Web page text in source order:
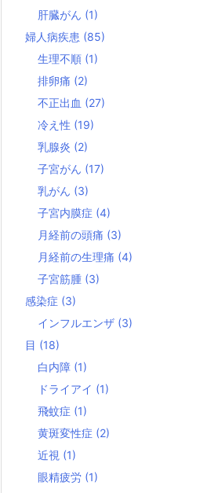
肝臓がん (1)
婦人病疾患 (85)
生理不順 (1)
排卵痛 (2)
不正出血 (27)
冷え性 (19)
乳腺炎 (2)
子宮がん (17)
乳がん (3)
子宮内膜症 (4)
月経前の頭痛 (3)
月経前の生理痛 (4)
子宮筋腫 (3)
感染症 (3)
インフルエンザ (3)
目 (18)
白内障 (1)
ドライアイ (1)
飛蚊症 (1)
黄斑変性症 (2)
近視 (1)
眼精疲労 (1)